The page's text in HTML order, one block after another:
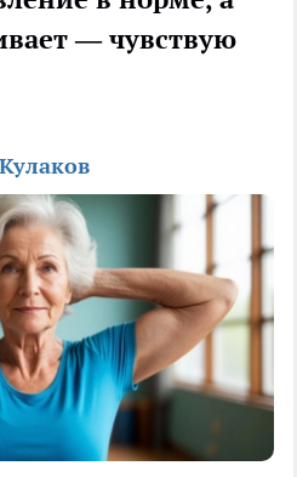
— чувствую